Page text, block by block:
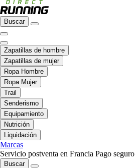
Buscar
Zapatillas de hombre
Zapatillas de mujer
Ropa Hombre
Ropa Mujer
Trail
Senderismo
Equipamiento
Nutrición
Liquidación
Marcas
Servicio postventa en Francia Pago seguro
Buscar